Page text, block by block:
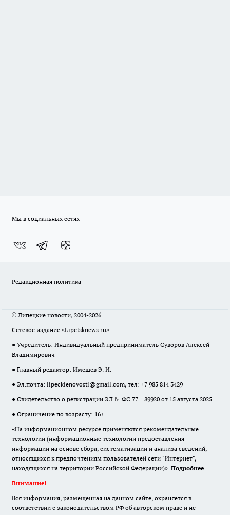
Мы в социальных сетях
Редакционная политика
© Липецкие новости, 2004-2026
Сетевое издание «Lipetsknews.ru»
● Учредитель: Индивидуальный предприниматель Суворов Алексей
Владимирович
● Главный редактор: Имешев Э. И.
● Эл.почта: lipeckienovosti@gmail.com, тел: +7 985 814 3429
● Свидетельство о регистрации ЭЛ № ФС 77 – 89920 от 15 августа 2025
● Ограничение по возрасту: 16+
«На информационном ресурсе применяются рекомендательные
технологии (информационные технологии предоставления
информации на основе сбора, систематизации и анализа сведений,
относящихся к предпочтениям пользователей сети "Интернет",
находящихся на территории Российской Федерации)». Подробнее
Внимание!
Вся информация, размещенная на данном сайте, охраняется в
соответствии с законодательством РФ об авторском праве и не